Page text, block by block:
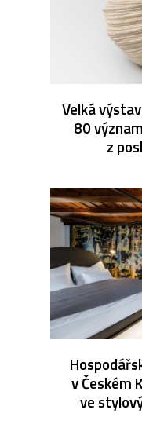
Velká
80
z
v Českém
ve